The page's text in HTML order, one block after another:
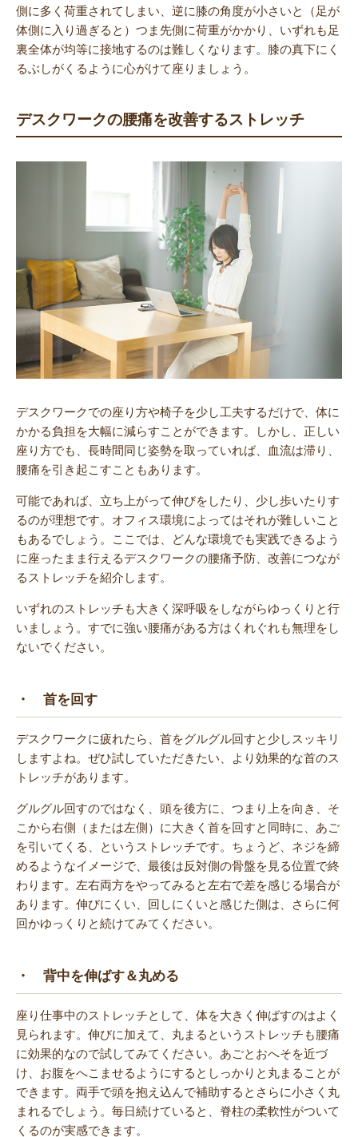
側に多く荷重されてしまい、逆に膝の角度が小さいと（足が
体側に入り過ぎると）つま先側に荷重がかかり、いずれも足
裏全体が均等に接地するのは難しくなります。膝の真下にく
るぶしがくるように心がけて座りましょう。
デスクワークの腰痛を改善するストレッチ
デスクワークでの座り方や椅子を少し工夫するだけで、体に
かかる負担を大幅に減らすことができます。しかし、正しい
座り方でも、長時間同じ姿勢を取っていれば、血流は滞り、
腰痛を引き起こすこともあります。
可能であれば、立ち上がって伸びをしたり、少し歩いたりす
るのが理想です。オフィス環境によってはそれが難しいこと
もあるでしょう。ここでは、どんな環境でも実践できるよう
に座ったまま行えるデスクワークの腰痛予防、改善につなが
るストレッチを紹介します。
いずれのストレッチも大きく深呼吸をしながらゆっくりと行
いましょう。すでに強い腰痛がある方はくれぐれも無理をし
ないでください。
・ 首を回す
デスクワークに疲れたら、首をグルグル回すと少しスッキリ
しますよね。ぜひ試していただきたい、より効果的な首のス
トレッチがあります。
グルグル回すのではなく、頭を後方に、つまり上を向き、そ
こから右側（または左側）に大きく首を回すと同時に、あご
を引いてくる、というストレッチです。ちょうど、ネジを締
めるようなイメージで、最後は反対側の骨盤を見る位置で終
わります。左右両方をやってみると左右で差を感じる場合が
あります。伸びにくい、回しにくいと感じた側は、さらに何
回かゆっくりと続けてみてください。
・ 背中を伸ばす＆丸める
座り仕事中のストレッチとして、体を大きく伸ばすのはよく
見られます。伸びに加えて、丸まるというストレッチも腰痛
に効果的なので試してみてください。あごとおへそを近づ
け、お腹をへこませるようにするとしっかりと丸まることが
できます。両手で頭を抱え込んで補助するとさらに小さく丸
まれるでしょう。毎日続けていると、脊柱の柔軟性がついて
くるのが実感できます。